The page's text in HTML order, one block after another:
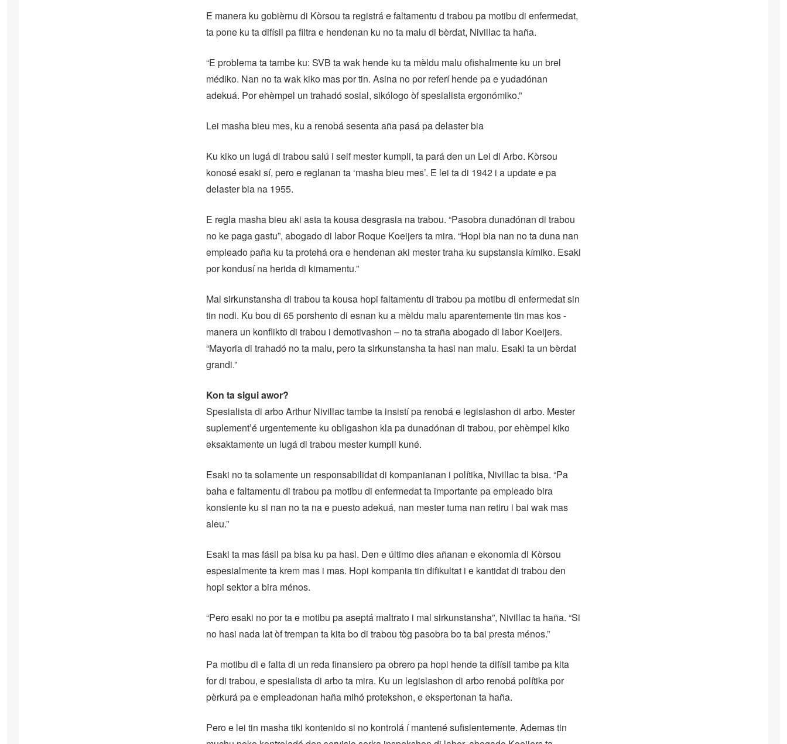
E manera ku gobièrnu di Kòrsou ta registrá e faltamentu d trabou pa motibu di enfermedat,
ta pone ku ta difísil pa filtra e hendenan ku no ta malu di bèrdat, Nivillac ta haña.
“E problema ta tambe ku: SVB ta wak hende ku ta mèldu malu ofishalmente ku un brel
médiko. Nan no ta wak kiko mas por tin. Asina no por referí hende pa e yudadónan
adekuá. Por ehèmpel un trahadó sosial, sikólogo òf spesialista ergonómiko.”
Lei masha bieu mes, ku a renobá sesenta aña pasá pa delaster bia
Ku kiko un lugá di trabou salú i seif mester kumpli, ta pará den un Lei di Arbo. Kòrsou
konosé esaki sí, pero e reglanan ta ‘masha bieu mes’. E lei ta di 1942 i a update e pa
delaster bia na 1955.
E regla masha bieu aki asta ta kousa desgrasia na trabou. “Pasobra dunadónan di trabou
no ke paga gastu”, abogado di labor Roque Koeijers ta mira. “Hopi bia nan no ta duna nan
empleado paña ku ta protehá ora e hendenan aki mester traha ku supstansia kímiko. Esaki
por kondusí na herida di kimamentu.”
Mal sirkunstansha di trabou ta kousa hopi faltamentu di trabou pa motibu di enfermedat sin
tin nodi. Ku bou di 65 porshento di esnan ku a mèldu malu aparentemente tin mas kos -
manera un konflikto di trabou i demotivashon – no ta straña abogado di labor Koeijers.
“Mayoria di trahadó no ta malu, pero ta sirkunstansha ta hasi nan malu. Esaki ta un bèrdat
grandi.”
Kon ta sigui awor?
Spesialista di arbo Arthur Nivillac tambe ta insistí pa renobá e legislashon di arbo. Mester
suplement’é urgentemente ku obligashon kla pa dunadónan di trabou, por ehèmpel kiko
eksaktamente un lugá di trabou mester kumpli kuné.
Esaki no ta solamente un responsabilidat di kompanianan i polítika, Nivillac ta bisa. “Pa
baha e faltamentu di trabou pa motibu di enfermedat ta importante pa empleado bira
konsiente ku si nan no ta na e puesto adekuá, nan mester tuma nan retiru i bai wak mas
aleu.”
Esaki ta mas fásil pa bisa ku pa hasi. Den e último dies añanan e ekonomia di Kòrsou
espesialmente ta krem mas i mas. Hopi kompania tin difikultat i e kantidat di trabou den
hopi sektor a bira ménos.
“Pero esaki no por ta e motibu pa aseptá maltrato i mal sirkunstansha”, Nivillac ta haña. “Si
no hasi nada lat òf trempan ta kita bo di trabou tòg pasobra bo ta bai presta ménos.”
Pa motibu di e falta di un reda finansiero pa obrero pa hopi hende ta difísil tambe pa kita
for di trabou, e spesialista di arbo ta mira. Ku un legislashon di arbo renobá polítika por
pèrkurá pa e empleadonan haña mihó protekshon, e ekspertonan ta haña.
Pero e lei tin masha tiki kontenido si no kontrolá í mantené sufisientemente. Ademas tin